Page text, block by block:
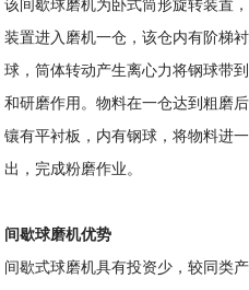
该间歇球磨机为卧式筒形旋转装置
装置进入磨机一仓，该仓内有阶梯
球，筒体转动产生离心力将钢球带
和研磨作用。物料在一仓达到粗磨
镶有平衬板，内有钢球，将物料进
出，完成粉磨作业。
间歇球磨机优势
间歇式球磨机具有投资少，较同类